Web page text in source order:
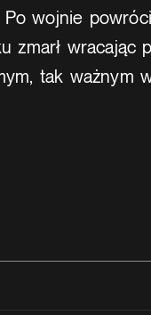
wojnie
zmarł wracając
tak ważnym